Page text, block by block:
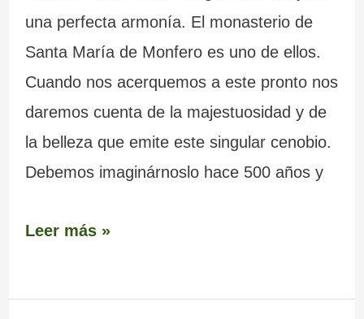
una perfecta armonía. El monasterio de
Santa María de Monfero es uno de ellos.
Cuando nos acerquemos a este pronto nos
daremos cuenta de la majestuosidad y de
la belleza que emite este singular cenobio.
Debemos imaginárnoslo hace 500 años y
Leer más »